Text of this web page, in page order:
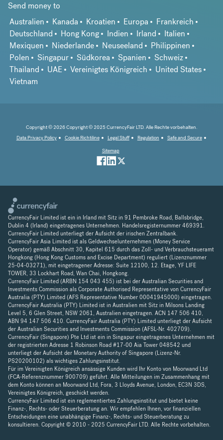
Send money to
Australien
Kanada Kroatien Europa
Frankreich
Deutschland
Hong Kong Indien Irland
Italien
Mexiquen
Niederlande Neuseeland
Philippinen
Polen
Singapur Südkorea Spanien
Schweiz
Thailand
UAE Vereinigtes Königreich
United States
Vietnam
Copyright © 2026 Copyright © 2025 CurrencyFair LTD. Alle Rechte vorbehalten.
Data Privacy Policy
Cookie Richtiline Legal Stuff Regulation
Safe and Secure
Sitemap
CurrencyFair Limited ist ein in Irland mit Sitz in 91 Pembroke Road, Ballsbridge,
Dublin 4 (Irland) eingetragenes Unternehmen. Handelsregisternummer 469391.
CurrencyFair Limited unterliegt der Aufsicht der irischen Zentralbank.
CurrencyFair Asia Limited ist als Geldwechselunternehmen (Money Service
Operator) gemäß Abschnitt 30, Kapitel 615 durch das Zoll- und Verbrauchsteueramt
Hongkong (Hong Kong Customs and Excise Department) reguliert (Lizenznummer
25-04-03271), mit eingetragener Adresse: Suite 12100, 12. Etage, YF LIFE
TOWER, 33 Lockhart Road, Wan Chai, Hongkong.
CurrencyFair Limited (ARBN 154 043 455) ist bei der Australian Securities and
Investments Commission als Corporate Authorised Representative von CurrencyFair
Australia (PTY) Limited (AFS Representative Number 00041945000) eingetragen.
CurrencyFair Australia (PTY) Limited ist in Australien mit Sitz in Milsons Landing
Level 5, 6 Glen Street, NSW 2061, Australien eingetragen. ACN 147 506 410,
ABN 94 147 506 410. CurrencyFair Australia (PTY) Limited unterliegt der Aufsicht
der Australian Securities and Investments Commission (AFSL-Nr. 402709).
CurrencyFair (Singapore) Pte Ltd ist ein in Singapur eingetragenes Unternehmen mit
der registrierten Adresse 1 Robinson Road #17-00 Aia Tower 048542 und
unterliegt der Aufsicht der Monetary Authority of Singapore (Lizenz-Nr.
PS20200102) als wichtiges Zahlungsinstitut.
Für im Vereinigten Königreich ansässige Kunden wird Ihr Konto von Moorwand Ltd
(FCA-Referenznummer 900709) geführt. Alle Mitteilungen im Zusammenhang mit
dem Konto können an Moorwand Ltd, Fora, 3 Lloyds Avenue, London, EC3N 3DS,
Vereinigtes Königreich, geschickt werden.
CurrencyFair Limited ist ein reglementiertes Zahlungsinstitut und bietet keine
Finanz-, Rechts- oder Steuerberatung an. Wir empfehlen Ihnen, vor finanziellen
Entscheidungen eine unabhängige Finanz-, Rechts- und Steuerberatung zu
konsultieren. Copyright © 2010 - 2025 CurrencyFair LTD. Alle Rechte vorbehalten.